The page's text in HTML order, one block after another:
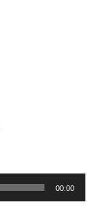
00:00